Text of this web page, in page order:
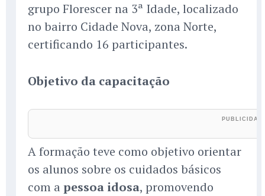
grupo Florescer na 3ª Idade, localizado
no bairro Cidade Nova, zona Norte,
certificando 16 participantes.
Objetivo da capacitação
A formação teve como objetivo orientar
os alunos sobre os cuidados básicos
com a pessoa idosa, promovendo